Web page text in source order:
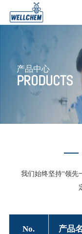
产品中心
PRODUCTS
我们始终坚持“领先
No. 产品